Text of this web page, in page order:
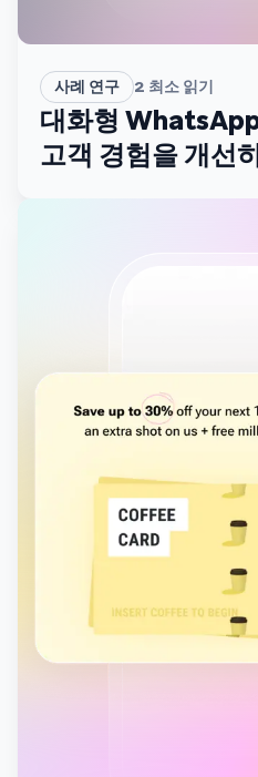
사례 연구 2 최소 읽기
대화형
고객 경험을 개선